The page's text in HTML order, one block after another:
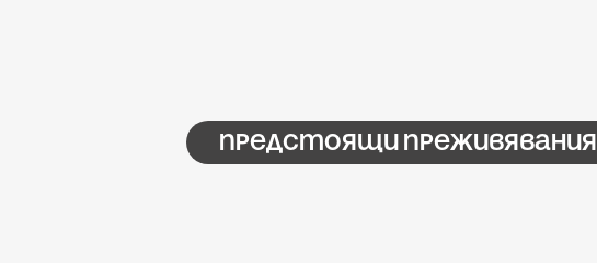
предстоящи преживявания